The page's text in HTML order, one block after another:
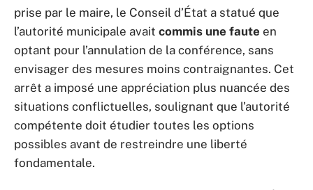
prise par le maire, le Conseil d’État a statué que
l’autorité municipale avait commis une faute en
optant pour l’annulation de la conférence, sans
envisager des mesures moins contraignantes. Cet
arrêt a imposé une appréciation plus nuancée des
situations conflictuelles, soulignant que l’autorité
compétente doit étudier toutes les options
possibles avant de restreindre une liberté
fondamentale.